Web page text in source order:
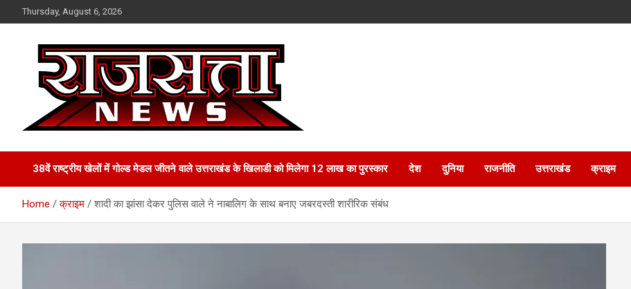
to
Thursday, August 6, 2026
Raj Satta News
38वें राष्ट्रीय खेलों में गोल्‍ड मेडल जीतने वाले उत्तराखंड के खिलाडी को मिलेगा 12 लाख का पुरस्कार देश दुनिया राजनीति उत्तराखंड क्राइम
Home क्राइम शादी का झांसा देकर पुलिस वाले ने नाबालिग के साथ बनाए जबरदस्ती शारीरिक संबंध